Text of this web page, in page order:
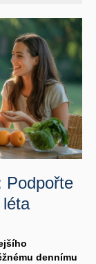
Podpořte
dennímu